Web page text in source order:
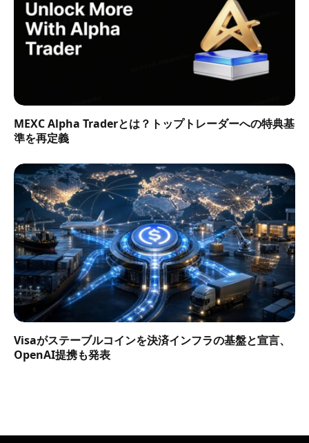
MEXC Alpha Traderとは？トップトレーダーへの特典基
準を再定義
Visaがステーブルコインを決済インフラの基盤と宣言、
OpenAI提携も発表